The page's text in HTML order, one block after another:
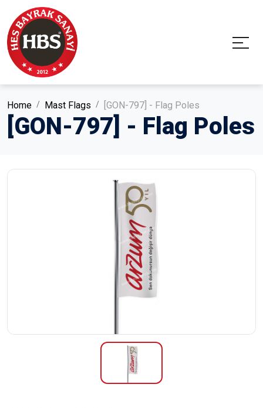
Home Mast Flags [GON-797] - Flag Poles
[GON-797] - Flag Poles